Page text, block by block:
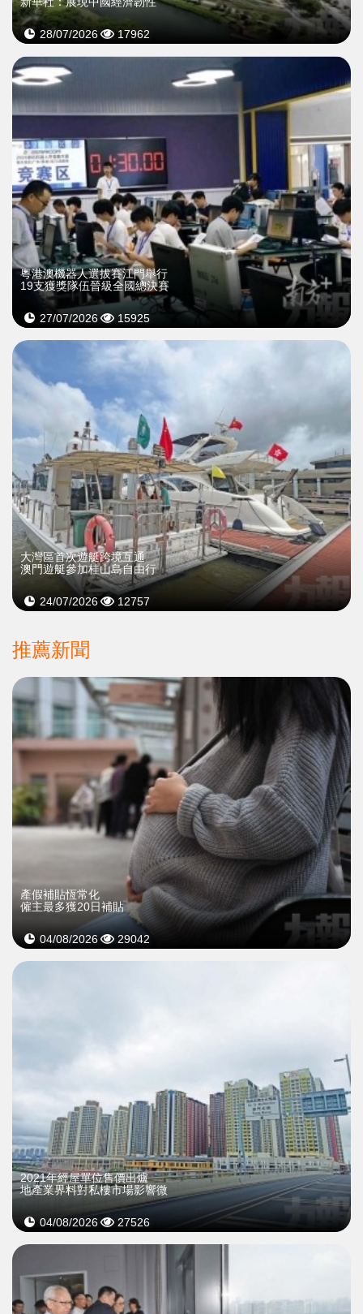
28/07/2026 17962
粵港澳機器人選拔賽江門舉行
19支獲獎隊伍晉級全國總決賽
27/07/2026 15925
大灣區首次遊艇跨境互通
澳門遊艇參加桂山島自由行
24/07/2026 12757
推薦新聞
產假補貼恆常化
僱主最多獲20日補貼
04/08/2026 29042
2021年經屋單位售價出爐
地產業界料對私樓市場影響微
04/08/2026 27526